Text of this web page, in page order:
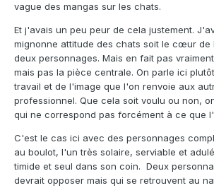
vague des mangas sur les chats.
Et j'avais un peu peur de cela justement.
mignonne attitude des chats soit le cœur de
deux personnages. Mais en fait pas
mais pas la pièce centrale. On parle ici
travail et de l'image que l'on renvoie aux
professionnel. Que cela soit voulu ou non,
qui ne correspond pas forcément à ce que
C'est le cas ici avec des personnages
au boulot, l'un très solaire, serviable et
timide et seul dans son coin. Deux
devrait opposer mais qui se retrouvent au